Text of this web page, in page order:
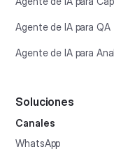
Agente de IA para QA
Agente de IA para
Soluciones
Canales
WhatsApp